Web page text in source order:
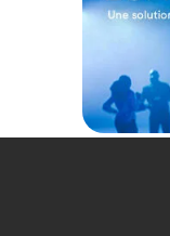
Code EAN
Neo 2 - Autres
Garantie 2 ans
(1) Nombre de points